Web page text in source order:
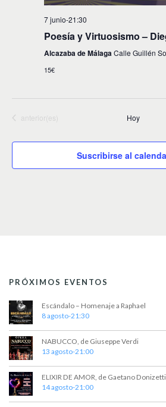
7 junio-21:30
Poesía y Virtuosismo –
Alcazaba de MálagaCalle Guillén
15€
Eventos
anterior(es) Hoy
Suscribirse al
PRÓXIMOS EVENTOS
Escándalo – Homenaje a Raphael
8 agosto-21:30
NABUCCO, de Giuseppe Verdi
13 agosto-21:00
ELIXIR DE AMOR, de Gaetano Donizetti
14 agosto-21:00